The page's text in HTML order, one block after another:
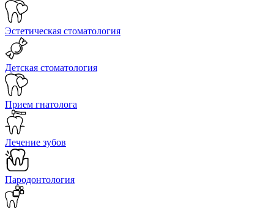
Эстетическая стоматология
Детская стоматология
Прием гнатолога
Лечение зубов
Пародонтология